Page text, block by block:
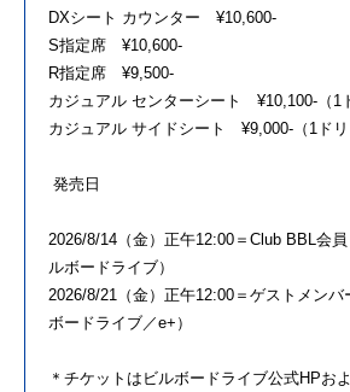
DXシート カウンター ¥10,600-
S指定席 ¥10,600-
R指定席 ¥9,500-
カジュアル センターシート ¥10,100-（1
カジュアル サイドシート ¥9,000-（1ドリ
発売日
2026/8/14（金）正午12:00＝Club BBL会
ルボードライブ）
2026/8/21（金）正午12:00＝ゲストメン
ボードライブ／e+）
＊チケットはビルボードライブ公式HPお